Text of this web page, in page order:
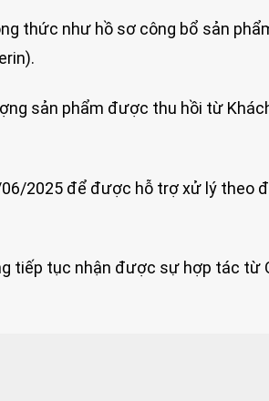
thức như hồ sơ công bổ sản
sản phẩm được thu hồi từ
2025 để được hỗ trợ xử lý theo
tiếp tục nhận được sự hợp tác từ